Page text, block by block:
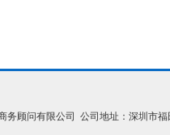
务顾问有限公司 公司地址：深圳市